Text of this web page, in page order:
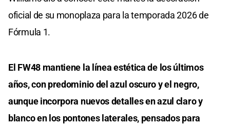
oficial de su monoplaza para la temporada 2026 de
Fórmula 1.
El FW48 mantiene la línea estética de los últimos
años, con predominio del azul oscuro y el negro,
aunque incorpora nuevos detalles en azul claro y
blanco en los pontones laterales, pensados para